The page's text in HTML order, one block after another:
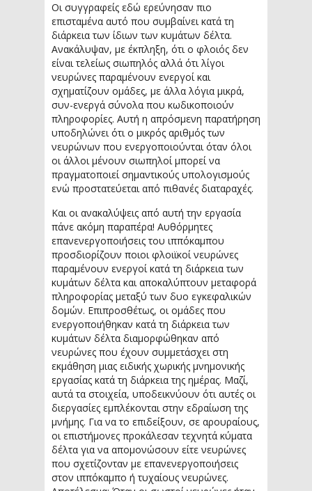
Οι συγγραφείς εδώ ερεύνησαν πιο
επισταμένα αυτό που συμβαίνει κατά τη
διάρκεια των ίδιων των κυμάτων δέλτα.
Ανακάλυψαν, με έκπληξη, ότι ο φλοιός δεν
είναι τελείως σιωπηλός αλλά ότι λίγοι
νευρώνες παραμένουν ενεργοί και
σχηματίζουν ομάδες, με άλλα λόγια μικρά,
συν-ενεργά σύνολα που κωδικοποιούν
πληροφορίες. Αυτή η απρόσμενη παρατήρηση
υποδηλώνει ότι ο μικρός αριθμός των
νευρώνων που ενεργοποιούνται όταν όλοι
οι άλλοι μένουν σιωπηλοί μπορεί να
πραγματοποιεί σημαντικούς υπολογισμούς
ενώ προστατεύεται από πιθανές διαταραχές.
Και οι ανακαλύψεις από αυτή την εργασία
πάνε ακόμη παραπέρα! Αυθόρμητες
επανενεργοποιήσεις του ιππόκαμπου
προσδιορίζουν ποιοι φλοιϊκοί νευρώνες
παραμένουν ενεργοί κατά τη διάρκεια των
κυμάτων δέλτα και αποκαλύπτουν μεταφορά
πληροφορίας μεταξύ των δυο εγκεφαλικών
δομών. Επιπροσθέτως, οι ομάδες που
ενεργοποιήθηκαν κατά τη διάρκεια των
κυμάτων δέλτα διαμορφώθηκαν από
νευρώνες που έχουν συμμετάσχει στη
εκμάθηση μιας ειδικής χωρικής μνημονικής
εργασίας κατά τη διάρκεια της ημέρας. Μαζί,
αυτά τα στοιχεία, υποδεικνύουν ότι αυτές οι
διεργασίες εμπλέκονται στην εδραίωση της
μνήμης. Για να το επιδείξουν, σε αρουραίους,
οι επιστήμονες προκάλεσαν τεχνητά κύματα
δέλτα για να απομονώσουν είτε νευρώνες
που σχετίζονταν με επανενεργοποιήσεις
στον ιππόκαμπο ή τυχαίους νευρώνες.